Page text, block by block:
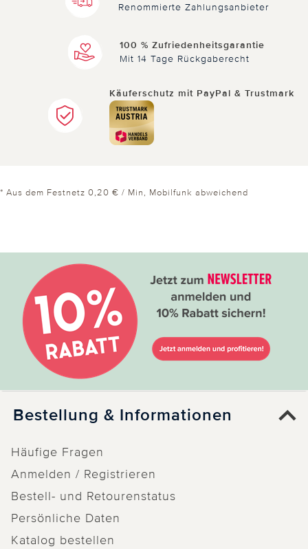
Renommierte Zahlungsanbieter
100 % Zufriedenheitsgarantie
Mit 14 Tage Rückgaberecht
Käuferschutz mit PayPal & Trustmark
* Aus dem Festnetz 0,20 € / Min, Mobilfunk abweichend
Bestellung & Informationen
Häufige Fragen
Anmelden / Registrieren
Bestell- und Retourenstatus
Persönliche Daten
Katalog bestellen